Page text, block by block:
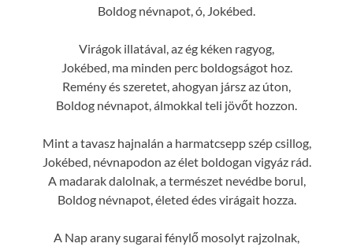
Boldog névnapot, ó, Jokébed.
Virágok illatával, az ég kéken ragyog,
Jokébed, ma minden perc boldogságot hoz.
Remény és szeretet, ahogyan jársz az úton,
Boldog névnapot, álmokkal teli jövőt hozzon.
Mint a tavasz hajnalán a harmatcsepp szép csillog,
Jokébed, névnapodon az élet boldogan vigyáz rád.
A madarak dalolnak, a természet nevédbe borul,
Boldog névnapot, életed édes virágait hozza.
A Nap arany sugarai fénylő mosolyt rajzolnak,